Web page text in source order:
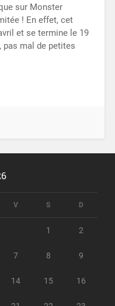
sur Monster
! En effet, cet
et se termine le 19
pas mal de petites
V S D
1 2
7 8 9
14 15 16